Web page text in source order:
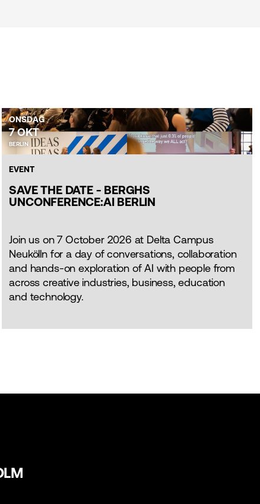
ONSDAG
7 OKT
BERLIN
EVENT
SAVE THE DATE - BERGHS
UNCONFERENCE:AI BERLIN
Join us on 7 October 2026 at Delta Campus
Neukölln for a day of conversations, collaboration
and hands-on exploration of AI with people from
across creative industries, business, education
and technology.